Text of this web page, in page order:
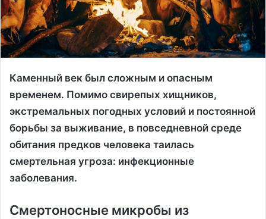
Каменный век был сложным и опасным
временем. Помимо свирепых хищников,
экстремальных погодных условий и постоянной
борьбы за выживание, в повседневной среде
обитания предков человека таилась
смертельная угроза: инфекционные
заболевания.
Смертоносные микробы из